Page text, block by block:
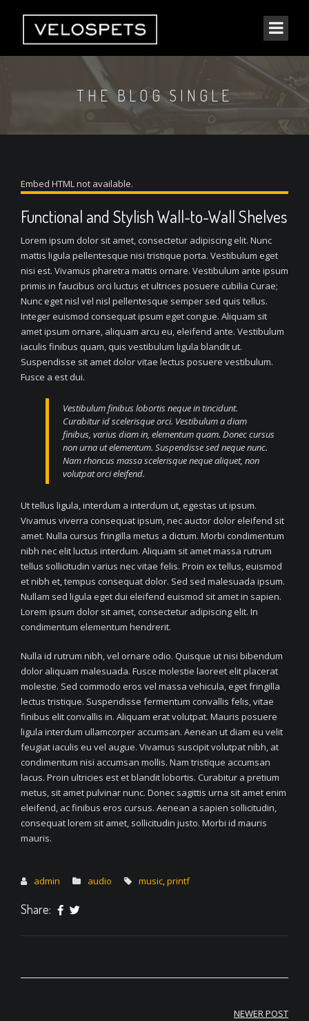
THE BLOG SINGLE
Embed HTML not available.
Functional and Stylish Wall-to-Wall Shelves
Lorem ipsum dolor sit amet, consectetur adipiscing elit. Nunc
mattis ligula pellentesque nisi tristique porta. Vestibulum eget
nisi est. Vivamus pharetra mattis ornare. Vestibulum ante ipsum
primis in faucibus orci luctus et ultrices posuere cubilia Curae;
Nunc eget nisl vel nisl pellentesque semper sed quis tellus.
Integer euismod consequat ipsum eget congue. Aliquam sit
amet ipsum ornare, aliquam arcu eu, eleifend ante. Vestibulum
iaculis finibus quam, quis vestibulum ligula blandit ut.
Suspendisse sit amet dolor vitae lectus posuere vestibulum.
Fusce a est dui.
Vestibulum finibus lobortis neque in tincidunt.
Curabitur id scelerisque orci. Vestibulum a diam
finibus, varius diam in, elementum quam. Donec cursus
non urna ut elementum. Suspendisse sed neque nunc.
Nam rhoncus massa scelerisque neque aliquet, non
volutpat orci eleifend.
Ut tellus ligula, interdum a interdum ut, egestas ut ipsum.
Vivamus viverra consequat ipsum, nec auctor dolor eleifend sit
amet. Nulla cursus fringilla metus a dictum. Morbi condimentum
nibh nec elit luctus interdum. Aliquam sit amet massa rutrum
tellus sollicitudin varius nec vitae felis. Proin ex tellus, euismod
et nibh et, tempus consequat dolor. Sed sed malesuada ipsum.
Nullam sed ligula eget dui eleifend euismod sit amet in sapien.
Lorem ipsum dolor sit amet, consectetur adipiscing elit. In
condimentum elementum hendrerit.
Nulla id rutrum nibh, vel ornare odio. Quisque ut nisi bibendum
dolor aliquam malesuada. Fusce molestie laoreet elit placerat
molestie. Sed commodo eros vel massa vehicula, eget fringilla
lectus tristique. Suspendisse fermentum convallis felis, vitae
finibus elit convallis in. Aliquam erat volutpat. Mauris posuere
ligula interdum ullamcorper accumsan. Aenean ut diam eu velit
feugiat iaculis eu vel augue. Vivamus suscipit volutpat nibh, at
condimentum nisi accumsan mollis. Nam tristique accumsan
lacus. Proin ultricies est et blandit lobortis. Curabitur a pretium
metus, sit amet pulvinar nunc. Donec sagittis urna sit amet enim
eleifend, ac finibus eros cursus. Aenean a sapien sollicitudin,
consequat lorem sit amet, sollicitudin justo. Morbi id mauris
mauris.
admin audio music,printf
Share:
NEWER POST